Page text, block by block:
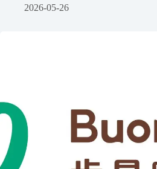
2026-05-26